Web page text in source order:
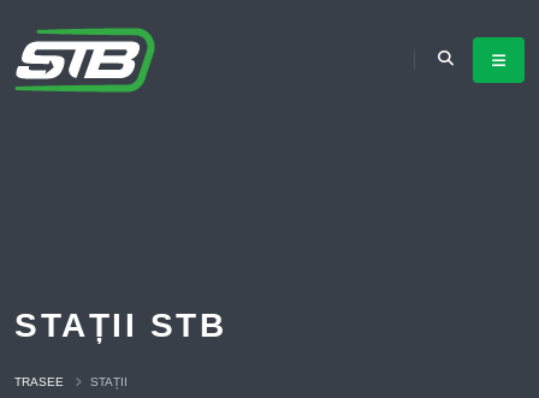
STAȚII STB
TRASEE STAȚII